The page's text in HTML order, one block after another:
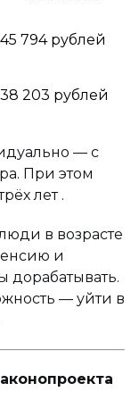
794 рублей
203 рублей
— с
При этом
лет .
в возрасте
и
дорабатывать.
— уйти в